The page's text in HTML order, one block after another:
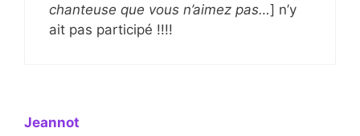
chanteuse que vous n’aimez pas…] n’y
ait pas participé !!!!
Jeannot